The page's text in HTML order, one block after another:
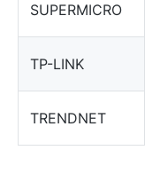
SUPERMICRO
TP-LINK
TRENDNET